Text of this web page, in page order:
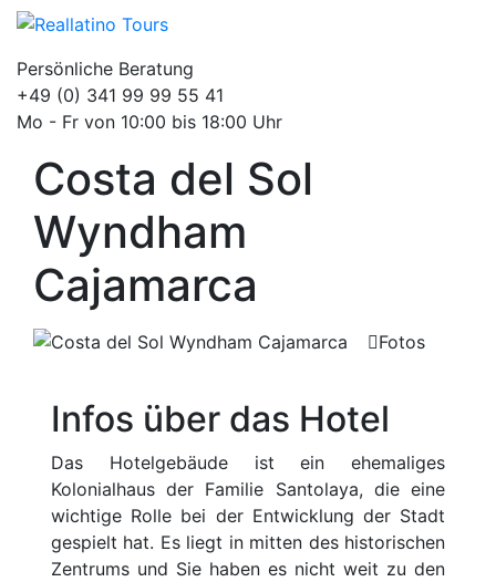
Persönliche Beratung
+49 (0) 341 99 99 55 41
Mo - Fr von 10:00 bis 18:00 Uhr
Costa del Sol
Wyndham
Cajamarca
Fotos
Infos über das Hotel
Das Hotelgebäude ist ein ehemaliges
Kolonialhaus der Familie Santolaya, die eine
wichtige Rolle bei der Entwicklung der Stadt
gespielt hat. Es liegt in mitten des historischen
Zentrums und Sie haben es nicht weit zu den